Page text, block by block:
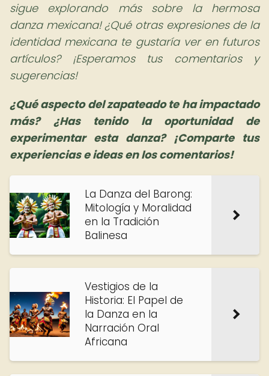
sigue explorando más sobre la hermosa
danza mexicana! ¿Qué otras expresiones de la
identidad mexicana te gustaría ver en futuros
artículos? ¡Esperamos tus comentarios y
sugerencias!
¿Qué aspecto del zapateado te ha impactado
más? ¿Has tenido la oportunidad de
experimentar esta danza? ¡Comparte tus
experiencias e ideas en los comentarios!
La Danza del Barong:
Mitología y Moralidad
en la Tradición
Balinesa
Vestigios de la
Historia: El Papel de
la Danza en la
Narración Oral
Africana